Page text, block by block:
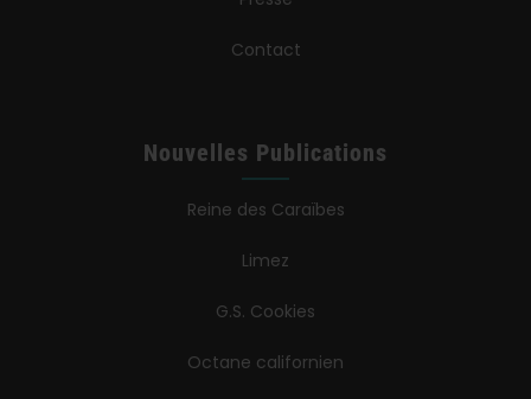
Contact
Nouvelles Publications
Reine des Caraïbes
Limez
G.S. Cookies
Octane californien